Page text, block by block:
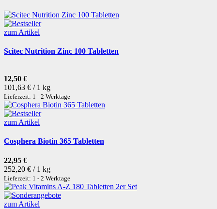
zum Artikel
Scitec Nutrition Zinc 100 Tabletten
12,50 €
101,63 € / 1 kg
Lieferzeit: 1 - 2 Werktage
zum Artikel
Cosphera Biotin 365 Tabletten
22,95 €
252,20 € / 1 kg
Lieferzeit: 1 - 2 Werktage
zum Artikel